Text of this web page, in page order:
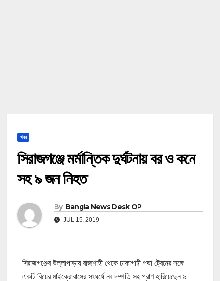
খবর
সিরাজগঞ্জে মর্মান্তিক দুর্ঘটনায় বর ও কনে
সহ ৯ জন নিহত
By Bangla News Desk OP
JUL 15, 2019
সিরাজগঞ্জের উল্লাপাড়ায় রাজশাহী থেকে ঢাকাগামী পদ্মা ট্রেনের সঙ্গে
একটি বিয়ের মাইক্রোবাসের সংঘর্ষে নব দম্পতি সহ প্রাণ হারিয়েছেন ৯